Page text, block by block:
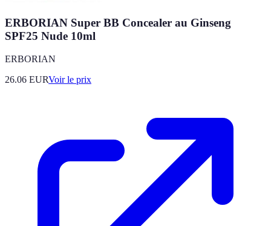
ERBORIAN Super BB Concealer au Ginseng
SPF25 Nude 10ml
ERBORIAN
26.06 EURVoir le prix